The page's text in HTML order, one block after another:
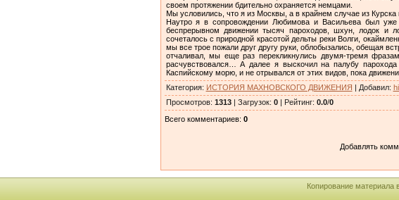
своем протяжении бдительно охраняется немцами.
Мы условились, что я из Москвы, а в крайнем случае из
Наутро я в сопровождении Любимова и Васильева был уже
беспрерывном движении тысяч пароходов, шхун, лодок и
сочеталось с природной красотой дельты реки Волги,
мы все трое пожали друг другу руки, облобызались, обещая
отчаливал, мы еще раз перекликнулись двумя-тремя
расчувствовался… А далее я выскочил на палубу
Каспийскому морю, и не отрывался от этих видов, пока
Категория: ИСТОРИЯ МАХНОВСКОГО ДВИЖЕНИЯ | Добавил:
Просмотров: 1313| Загрузок: 0| Рейтинг: 0.0/0
Всего комментариев: 0
Добавлять
Копирование материала